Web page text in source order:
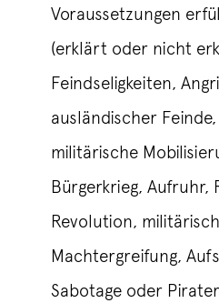
Voraussetzungen
(erklärt oder nicht
Feindseligkeiten,
ausländischer
militärische
Bürgerkrieg, Aufruhr,
Revolution,
Machtergreifung,
Sabotage oder